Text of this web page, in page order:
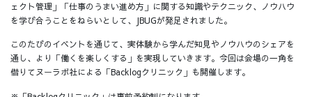
ェクト管理」「仕事のうまい進め方」に関する知識やテクニック、ノウハウ
を学び合うことをねらいとして、JBUGが発足されました。
このたびのイベントを通じて、実体験から学んだ知見やノウハウのシェアを
通し、より「働くを楽しくする」を実現していきます。今回は会場の一角を
借りてヌーラボ社による「Backlogクリニック」も開催します。